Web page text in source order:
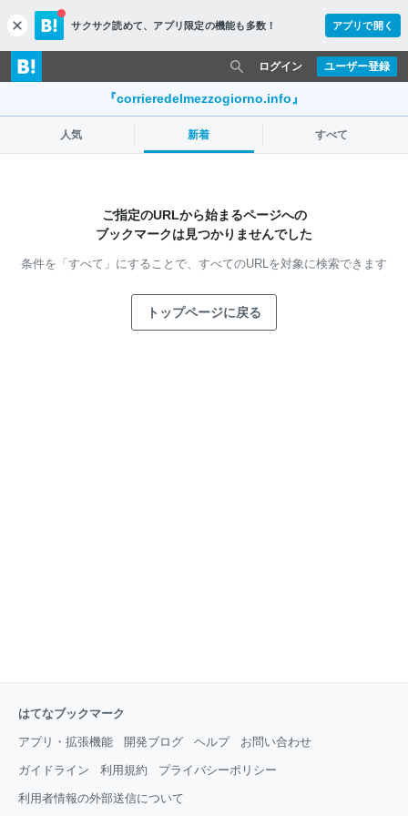
c
l
o
s
サクサク読めて、 アプリ限定の機能も多数！ アプリで開く
ユーザー登録
ログイン
『corrieredelmezzogiorno.info』
人気 新着 すべて
ご指定のURLから始まるページへの
ブックマークは見つかりませんでした
条件を「すべて」にすることで、 すべてのURLを対象に検索できます
トップページに戻る
はてなブックマーク
アプリ・拡張機能 開発ブログ ヘルプ お問い合わせ
ガイドライン 利用規約 プライバシーポリシー
利用者情報の外部送信について